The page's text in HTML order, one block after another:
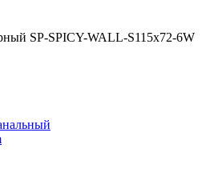
SP-SPICY-WALL-S115x72-6W